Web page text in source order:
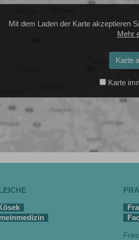
Mit dem Laden der Karte akzeptieren
Mehr
Karte
Karte